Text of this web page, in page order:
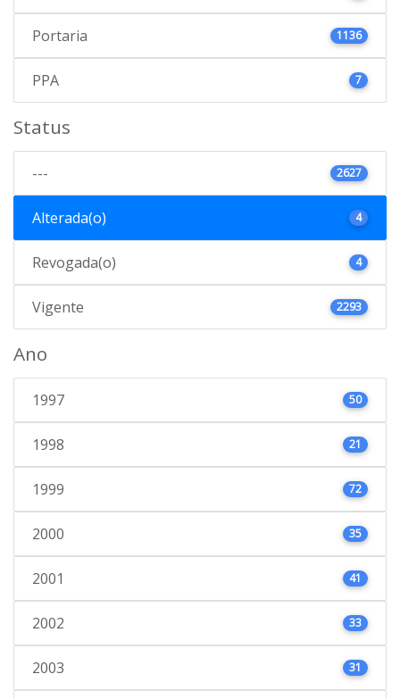
Portaria 1136
PPA 7
Status
--- 2627
Alterada(o) 4
Revogada(o) 4
Vigente 2293
Ano
1997 50
1998 21
1999 72
2000 35
2001 41
2002 33
2003 31